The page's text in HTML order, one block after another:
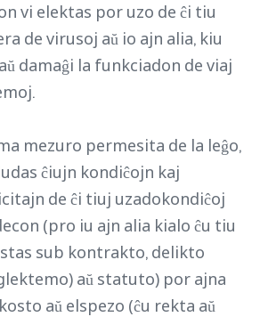
vi elektas por uzo de ĉi tiu
de virusoj aŭ io ajn alia, kiu
damaĝi la funkciadon de viaj
mezuro permesita de la leĝo,
ĉiujn kondiĉojn kaj
de ĉi tiuj uzadokondiĉoj
(pro iu ajn alia kialo ĉu tiu
sub kontrakto, delikto
aŭ statuto) por ajna
aŭ elspezo (ĉu rekta aŭ